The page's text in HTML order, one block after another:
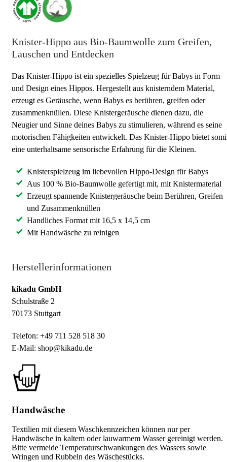
Knister-Hippo aus Bio-Baumwolle zum Greifen,
Lauschen und Entdecken
Das Knister-Hippo ist ein spezielles Spielzeug für Babys in Form
und Design eines Hippos. Hergestellt aus knisterndem Material,
erzeugt es Geräusche, wenn Babys es berühren, greifen oder
zusammenknüllen. Diese Knistergeräusche dienen dazu, die
Neugier und Sinne deines Babys zu stimulieren, während es seine
motorischen Fähigkeiten entwickelt. Das Knister-Hippo bietet
eine unterhaltsame sensorische Erfahrung für die Kleinen.
Knisterspielzeug im liebevollen Hippo-Design für Babys
Aus 100 % Bio-Baumwolle gefertigt mit, mit Knistermaterial
Erzeugt spannende Knistergeräusche beim Berühren, Greifen
und Zusammenknüllen
Handliches Format mit 16,5 x 14,5 cm
Mit Handwäsche zu reinigen
Herstellerinformationen
kikadu GmbH
Schulstraße 2
70173 Stuttgart
Telefon: +49 711 528 518 30
E-Mail: shop@kikadu.de
Handwäsche
Textilien mit diesem Waschkennzeichen können nur per
Handwäsche in kaltem oder lauwarmem Wasser gereinigt werden.
Bitte vermeide Temperaturschwankungen des Wassers sowie
Wringen und Rubbeln des Wäschestücks.